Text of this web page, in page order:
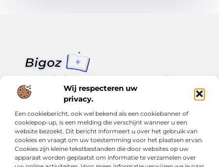
Wij respecteren uw
privacy.
Een cookiebericht, ook wel bekend als een cookiebanner of
cookiepop-up, is een melding die verschijnt wanneer u een
website bezoekt. Dit bericht informeert u over het gebruik van
cookies en vraagt om uw toestemming voor het plaatsen ervan.
Cookies zijn kleine tekstbestanden die door websites op uw
apparaat worden geplaatst om informatie te verzamelen over
Van klein nieuws tot grote trends – alles op Bigoz.nl.
Lees inspirerende blogs en artikelen over het dagelijks leven,
actualiteit en meer.
Bericht categorie
Onze informatie